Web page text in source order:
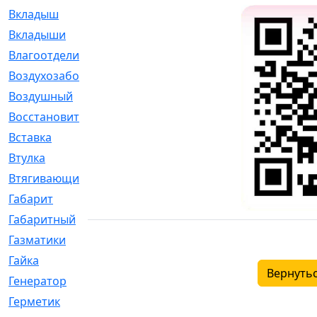
Вкладыш
Вкладыши
Влагоотделитель
Воздухозаборник
Воздушный
Восстановительный
Вставка
Втулка
Втягивающий
Габарит
Габаритный
[6]
Газматики
Гайка
Генератор
Герметик